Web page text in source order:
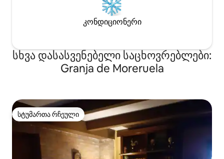
კონდიციონერი
სხვა დასასვენებელი საცხოვრებლები:
Granja de Moreruela
სტუმართა რჩეული
სტუმართა რჩეული